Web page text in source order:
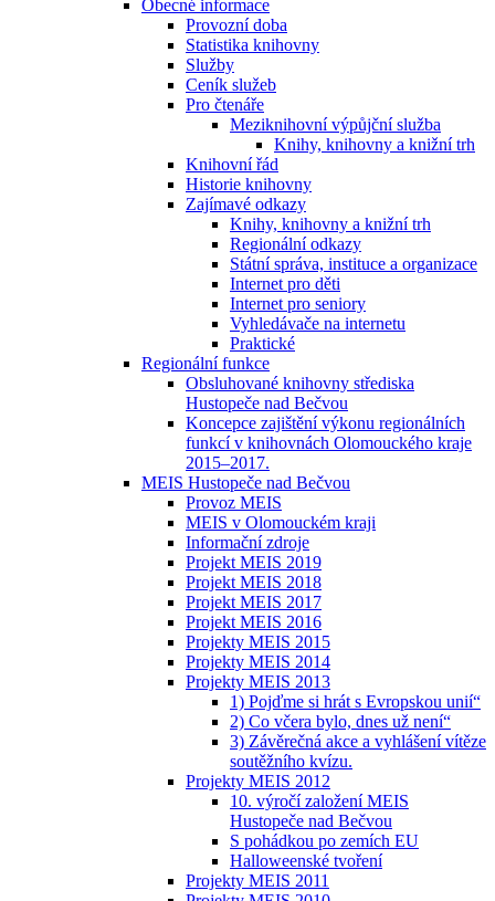
Obecné informace
Provozní doba
Statistika knihovny
Služby
Ceník služeb
Pro čtenáře
Meziknihovní výpůjční služba
Knihy, knihovny a knižní trh
Knihovní řád
Historie knihovny
Zajímavé odkazy
Knihy, knihovny a knižní trh
Regionální odkazy
Státní správa, instituce a organizace
Internet pro děti
Internet pro seniory
Vyhledávače na internetu
Praktické
Regionální funkce
Obsluhované knihovny střediska
Hustopeče nad Bečvou
Koncepce zajištění výkonu regionálních
funkcí v knihovnách Olomouckého kraje
2015–2017.
MEIS Hustopeče nad Bečvou
Provoz MEIS
MEIS v Olomouckém kraji
Informační zdroje
Projekt MEIS 2019
Projekt MEIS 2018
Projekt MEIS 2017
Projekt MEIS 2016
Projekty MEIS 2015
Projekty MEIS 2014
Projekty MEIS 2013
1) Pojďme si hrát s Evropskou unií“
2) Co včera bylo, dnes už není“
3) Závěrečná akce a vyhlášení vítěze
soutěžního kvízu.
Projekty MEIS 2012
10. výročí založení MEIS
Hustopeče nad Bečvou
S pohádkou po zemích EU
Halloweenské tvoření
Projekty MEIS 2011